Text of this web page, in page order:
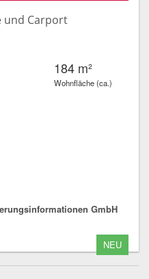
und Carport
184 m²
Wohnfläche (ca.)
GmbH
NEU